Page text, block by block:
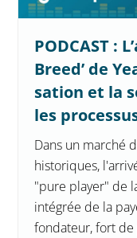
PODCAST :
Breed’ de
sation et la
les
Dans un marché
historiques,
"pure player" de
intégrée de la
fondateur, fort